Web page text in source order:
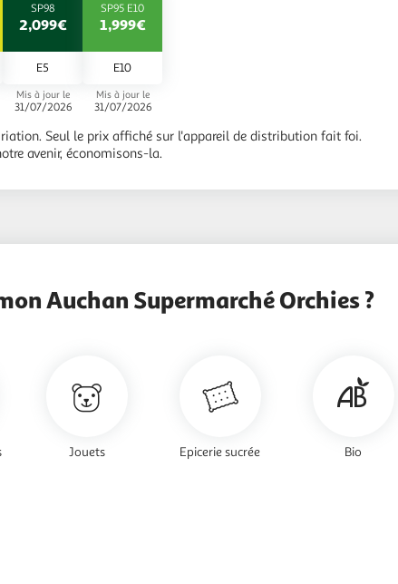
SP98
2,099€
E5
Mis à jour le
31/07/2026
SP95 E10
1,999€
E10
Mis à jour le
31/07/2026
Seul le prix affiché sur l'appareil de distribution fait foi.
avenir, économisons-la.
Auchan Supermarché Orchies ?
Jouets Epicerie sucrée Bio